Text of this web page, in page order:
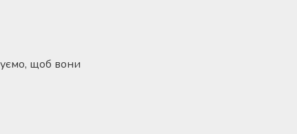
щоб вони